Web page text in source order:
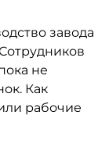
завода
не
Как
рабочие